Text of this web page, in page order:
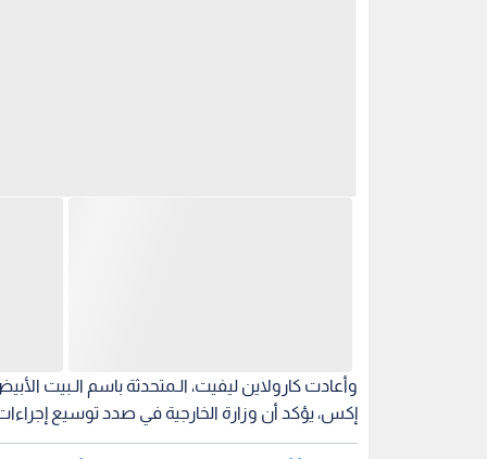
وأعادت كارولاين ليفيت، الـمتحدثة باسم الـبيت
إكس، يؤكد أن وزارة الخارجية في صدد توسيع